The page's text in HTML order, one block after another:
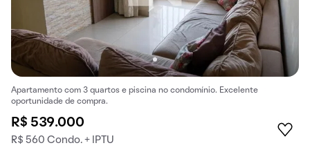
Apartamento com 3 quartos e piscina no condomínio. Excelente
oportunidade de compra.
R$ 539.000
R$ 560 Condo. + IPTU